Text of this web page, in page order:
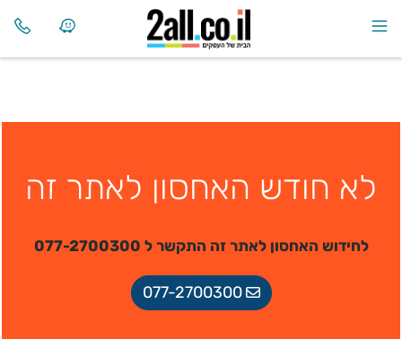
לא חודש האחסון לאתר זה
לחידוש האחסון לאתר זה התקשר ל 077-2700300
077-2700300